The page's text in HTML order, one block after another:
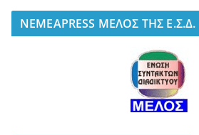
NEMEAPRESS ΜΕΛΟΣ ΤΗΣ Ε.Σ.Δ.